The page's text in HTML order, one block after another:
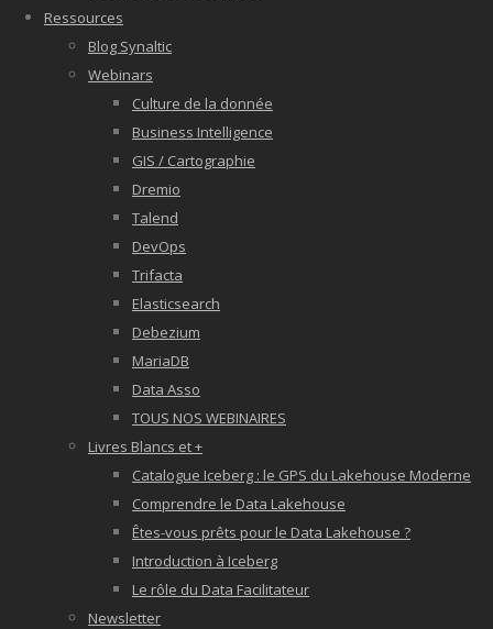
Ressources
Blog Synaltic
Webinars
Culture de la donnée
Business Intelligence
GIS / Cartographie
Dremio
Talend
DevOps
Trifacta
Elasticsearch
Debezium
MariaDB
Data Asso
TOUS NOS WEBINAIRES
Livres Blancs et +
Catalogue Iceberg : le GPS du Lakehouse Moderne
Comprendre le Data Lakehouse
Êtes-vous prêts pour le Data Lakehouse ?
Introduction à Iceberg
Le rôle du Data Facilitateur
Newsletter